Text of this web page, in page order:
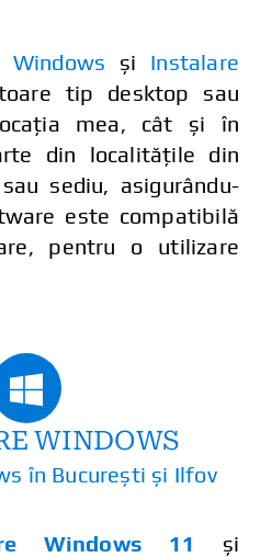
Windows și Instalare
tip desktop sau
mea, cât și în
din localitățile din
sediu, asigurându-
este compatibilă
pentru o utilizare
WINDOWS
în București și Ilfov
Windows 11
și